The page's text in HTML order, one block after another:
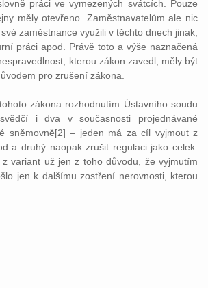
práci ve vymezených svátcích. Pouze
měly otevřeno. Zaměstnavatelům ale nic
zaměstnance využili v těchto dnech jinak,
práci apod. Právě toto a výše naznačená
kterou zákon zavedl, měly být
pro zrušení zákona.
zákona rozhodnutím Ústavního soudu
i dva v současnosti projednávané
sněmovně[2] – jeden má za cíl vyjmout z
a druhý naopak zrušit regulaci jako celek.
variant už jen z toho důvodu, že vyjmutím
jen k dalšímu zostření nerovnosti, kterou